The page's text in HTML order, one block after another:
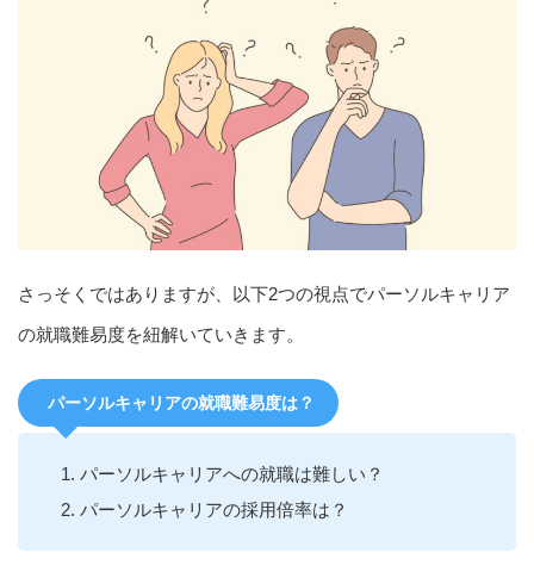
さっそくではありますが、以下2つの視点でパーソルキャリア
の就職難易度を紐解いていきます。
パーソルキャリアの就職難易度は？
パーソルキャリアへの就職は難しい？
パーソルキャリアの採用倍率は？